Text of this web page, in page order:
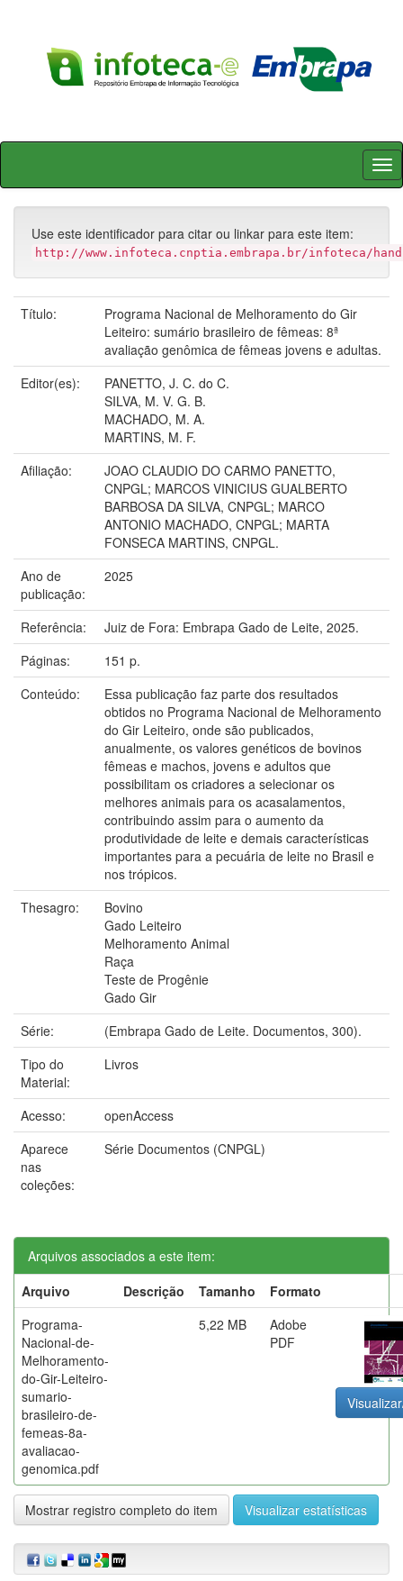
Skip
Use este identificador para citar ou linkar para este item:
http://www.infoteca.cnptia.embrapa.br/infoteca/
Título:
Programa Nacional de Melhoramento do Gir
Leiteiro: sumário brasileiro de fêmeas: 8ª
avaliação genômica de fêmeas jovens e adultas.
Editor(es):
PANETTO, J. C. do C.
SILVA, M. V. G. B.
MACHADO, M. A.
MARTINS, M. F.
Afiliação:
JOAO CLAUDIO DO CARMO PANETTO,
CNPGL; MARCOS VINICIUS GUALBERTO
BARBOSA DA SILVA, CNPGL; MARCO
ANTONIO MACHADO, CNPGL; MARTA
FONSECA MARTINS, CNPGL.
Ano de
publicação:
2025
Referência:
Juiz de Fora: Embrapa Gado de Leite, 2025.
Páginas:
151 p.
Conteúdo:
Essa publicação faz parte dos resultados
obtidos no Programa Nacional de Melhoramento
do Gir Leiteiro, onde são publicados,
anualmente, os valores genéticos de bovinos
fêmeas e machos, jovens e adultos que
possibilitam os criadores a selecionar os
melhores animais para os acasalamentos,
contribuindo assim para o aumento da
produtividade de leite e demais características
importantes para a pecuária de leite no Brasil e
nos trópicos.
Thesagro:
Bovino
Gado Leiteiro
Melhoramento Animal
Raça
Teste de Progênie
Gado Gir
Série:
(Embrapa Gado de Leite. Documentos, 300).
Tipo do
Material:
Livros
Acesso:
openAccess
Aparece
nas
coleções:
Série Documentos (CNPGL)
Arquivos associados a este item:
Arquivo
Descrição Tamanho
Formato
Programa-
Nacional-de-
Melhoramento-
do-Gir-Leiteiro-
sumario-
brasileiro-de-
femeas-8a-
avaliacao-
genomica.pdf
5,22 MB
Adobe
PDF
Mostrar registro completo do item Visualizar estatísticas